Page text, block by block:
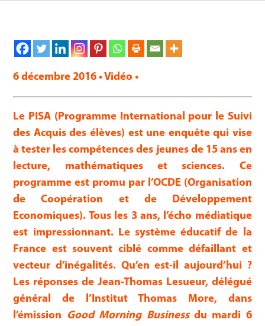
6 décembre 2016 • Vidéo •
Le PISA (Programme International pour le Suivi
des Acquis des élèves) est une enquête qui vise
à tester les compétences des jeunes de 15 ans en
lecture, mathématiques et sciences. Ce
programme est promu par l’OCDE (Organisation
de Coopération et de Développement
Economiques). Tous les 3 ans, l’écho médiatique
est impressionnant. Le système éducatif de la
France est souvent ciblé comme défaillant et
vecteur d’inégalités. Qu’en est-il aujourd’hui ?
Les réponses de Jean-Thomas Lesueur, délégué
général de l’Institut Thomas More, dans
l’émission
Good Morning Businessdu mardi 6